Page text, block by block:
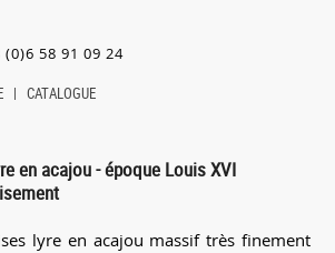
(0)6 58 91 09 24
CATALOGUE
en acajou - époque Louis XVI
lyre en acajou massif très finement